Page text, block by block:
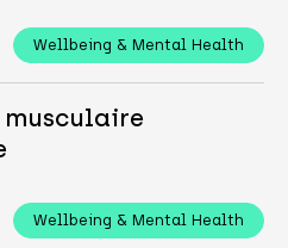
Wellbeing & Mental Health
Wellbeing & Mental Health